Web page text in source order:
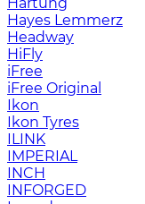
Hayes Lemmerz
Headway
HiFly
iFree
iFree Original
Ikon
Ikon Tyres
ILINK
IMPERIAL
INCH
INFORGED